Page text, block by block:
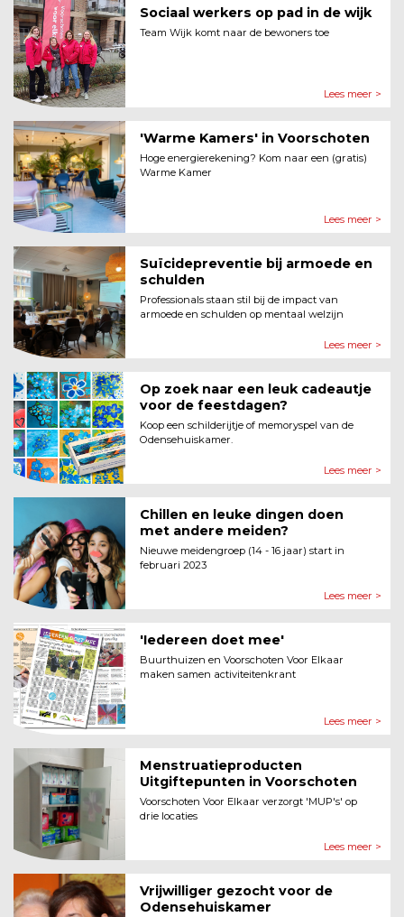
Sociaal werkers op pad in de wijk
Team Wijk komt naar de bewoners toe
Lees meer >
'Warme Kamers' in Voorschoten
Hoge energierekening? Kom naar een (gratis)
Warme Kamer
Lees meer >
Suïcidepreventie bij armoede en
schulden
Professionals staan stil bij de impact van
armoede en schulden op mentaal welzijn
Lees meer >
Op zoek naar een leuk cadeautje
voor de feestdagen?
Koop een schilderijtje of memoryspel van de
Odensehuiskamer.
Lees meer >
Chillen en leuke dingen doen
met andere meiden?
Nieuwe meidengroep (14 - 16 jaar) start in
februari 2023
Lees meer >
'Iedereen doet mee'
Buurthuizen en Voorschoten Voor Elkaar
maken samen activiteitenkrant
Lees meer >
Menstruatieproducten
Uitgiftepunten in Voorschoten
Voorschoten Voor Elkaar verzorgt 'MUP's' op
drie locaties
Lees meer >
Vrijwilliger gezocht voor de
Odensehuiskamer